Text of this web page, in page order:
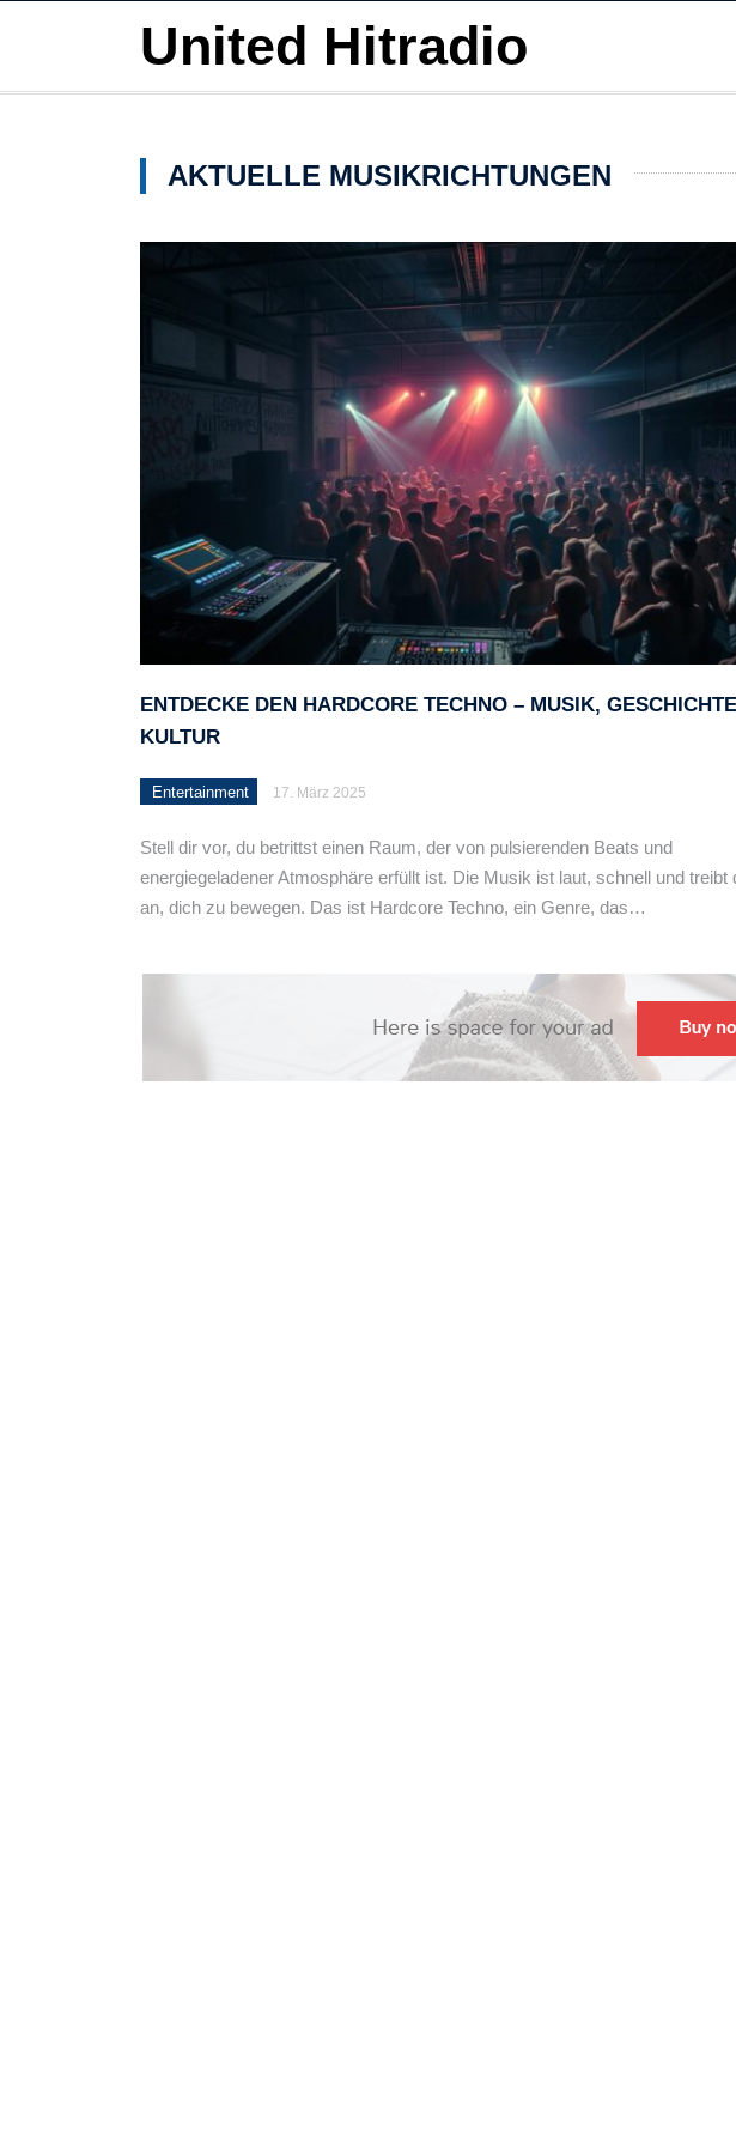
United Hitradio
AKTUELLE MUSIKRICHTUNGEN
ENTDECKE DEN HARDCORE TECHNO – MUSIK,
KULTUR
Entertainment 17. März 2025
Stell dir vor, du betrittst einen Raum, der von pulsierenden Beats und
energiegeladener Atmosphäre erfüllt ist. Die Musik ist laut, schnell und treibt
an, dich zu bewegen. Das ist Hardcore Techno, ein Genre, das…